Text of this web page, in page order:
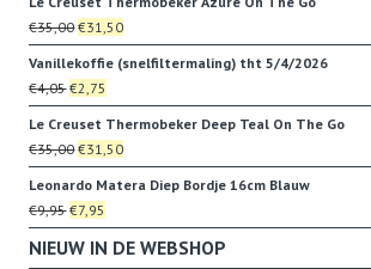
was:
€22,95.
is:
€19,95.
€35,00Oorspronkelijke
prijs
was:
€35,00.
€31,50Huidige
prijs
€31,50.
Vanillekoffie (snelfiltermaling) tht 5/4/2026
€4,05Oorspronkelijke
prijs
was:
€4,05.
€2,75
prijs
is:
€2,75.
Le Creuset Thermobeker Deep Teal On The Go
€35,00Oorspronkelijke
prijs
was:
€35,00.
€31,50Huidige
prijs
€31,50.
Leonardo Matera Diep Bordje 16cm Blauw
€9,95Oorspronkelijke
prijs
was:
€7,95
prijs
is:
NIEUW IN DE WEBSHOP